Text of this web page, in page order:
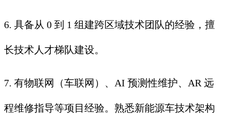
6. 具备从 0 到 1 组建跨区域技术团队的经验，擅
长技术人才梯队建设。
7. 有物联网（车联网）、AI 预测性维护、AR 远
程维修指导等项目经验。熟悉新能源车技术架构